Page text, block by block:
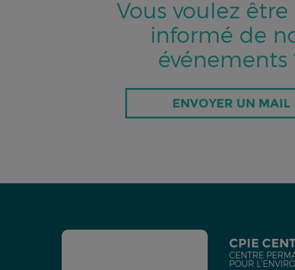
Vous voulez
informé de
événements
ENVOYER UN MAIL
CPIE
CENTRE
POUR